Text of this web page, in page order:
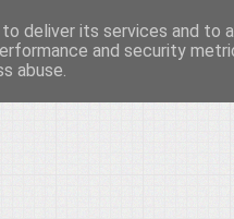
τον πολιτισμό, σε κάθε
deliver its services and to
and security
abuse.